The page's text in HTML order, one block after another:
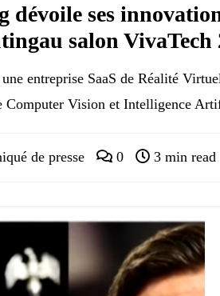
dévoile ses
salon VivaTech
entreprise SaaS de Réalité
Computer Vision et Intelligence
de presse 0 3 min read